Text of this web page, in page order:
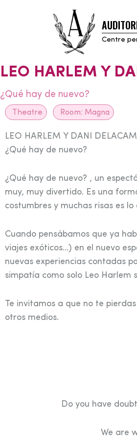
Centre
LEO HARLEM Y
¿Qué hay de nuevo?
Theatre Room: Magna
LEO HARLEM Y DANI
¿Qué hay de nuevo?
¿Qué hay de nuevo? , un
muy, muy divertido. Es una
costumbres y muchas risas es
Cuando pensábamos que ya
viajes exóticos…) en el nuevo
nuevas experiencias contadas
simpatía como solo Leo Harlem
Te invitamos a que no te
otros medios.
Do you have
We are